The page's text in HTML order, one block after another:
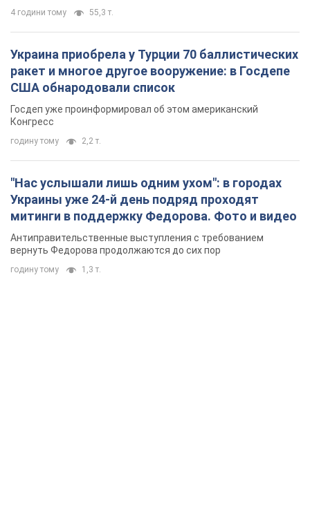
4 години тому 55,3 т.
Украина приобрела у Турции 70 баллистических
ракет и многое другое вооружение: в Госдепе
США обнародовали список
Госдеп уже проинформировал об этом американский
Конгресс
годину тому 2,2 т.
"Нас услышали лишь одним ухом": в городах
Украины уже 24-й день подряд проходят
митинги в поддержку Федорова. Фото и видео
Антиправительственные выступления с требованием
вернуть Федорова продолжаются до сих пор
годину тому 1,3 т.